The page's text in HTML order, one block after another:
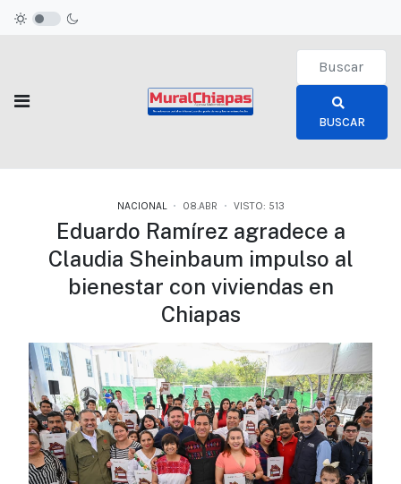
Type 2 or
BUSCAR
NACIONAL 08.ABR VISTO: 513
Eduardo Ramírez agradece a
Claudia Sheinbaum impulso al
bienestar con viviendas en
Chiapas